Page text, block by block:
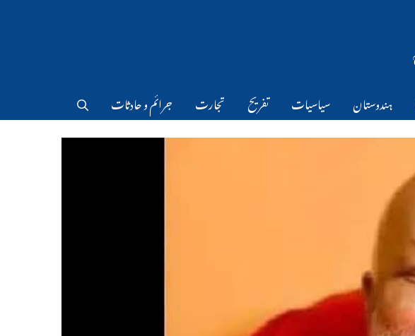
ہندوستان سیاسیات تفریح تجارت جرائم و حادثات